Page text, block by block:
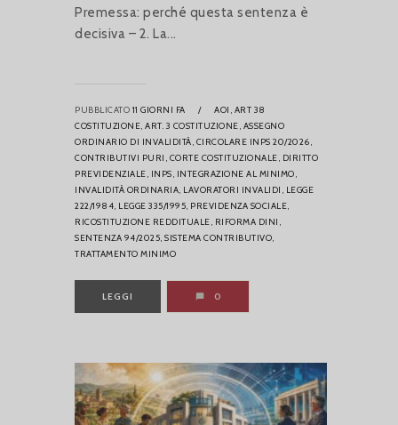
Premessa: perché questa sentenza è
decisiva – 2. La...
PUBBLICATO 11 GIORNI FA / AOI, ART 38
COSTITUZIONE, ART. 3 COSTITUZIONE, ASSEGNO
ORDINARIO DI INVALIDITÀ, CIRCOLARE INPS 20/2026,
CONTRIBUTIVI PURI, CORTE COSTITUZIONALE, DIRITTO
PREVIDENZIALE, INPS, INTEGRAZIONE AL MINIMO,
INVALIDITÀ ORDINARIA, LAVORATORI INVALIDI,
LEGGE
222/1984, LEGGE 335/1995, PREVIDENZA SOCIALE,
RICOSTITUZIONE REDDITUALE, RIFORMA DINI,
SENTENZA 94/2025, SISTEMA CONTRIBUTIVO,
TRATTAMENTO MINIMO
LEGGI 0